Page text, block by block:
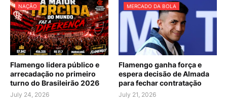
NAÇÃO
Flamengo lidera público e
arrecadação no primeiro
turno do Brasileirão 2026
July 24, 2026
MERCADO DA BOLA
Flamengo ganha força e
espera decisão de Almada
para fechar contratação
July 21, 2026